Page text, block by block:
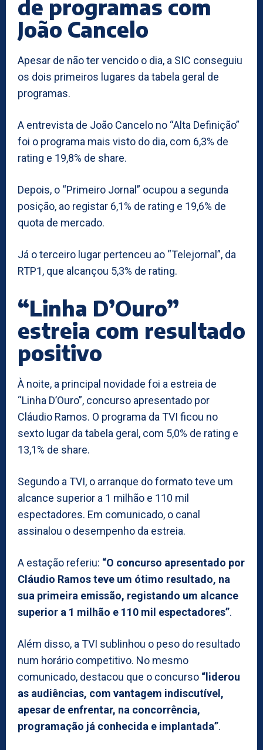
de programas com
João Cancelo
Apesar de não ter vencido o dia, a SIC conseguiu
os dois primeiros lugares da tabela geral de
programas.
A entrevista de João Cancelo no “Alta Definição”
foi o programa mais visto do dia, com 6,3% de
rating e 19,8% de share.
Depois, o “Primeiro Jornal” ocupou a segunda
posição, ao registar 6,1% de rating e 19,6% de
quota de mercado.
Já o terceiro lugar pertenceu ao “Telejornal”, da
RTP1, que alcançou 5,3% de rating.
“Linha D’Ouro”
estreia com resultado
positivo
À noite, a principal novidade foi a estreia de
“Linha D’Ouro”, concurso apresentado por
Cláudio Ramos. O programa da TVI ficou no
sexto lugar da tabela geral, com 5,0% de rating e
13,1% de share.
Segundo a TVI, o arranque do formato teve um
alcance superior a 1 milhão e 110 mil
espectadores. Em comunicado, o canal
assinalou o desempenho da estreia.
A estação referiu: “O concurso apresentado por
Cláudio Ramos teve um ótimo resultado, na
sua primeira emissão, registando um alcance
superior a 1 milhão e 110 mil espectadores”.
Além disso, a TVI sublinhou o peso do resultado
num horário competitivo. No mesmo
comunicado, destacou que o concurso “liderou
as audiências, com vantagem indiscutível,
apesar de enfrentar, na concorrência,
programação já conhecida e implantada”.